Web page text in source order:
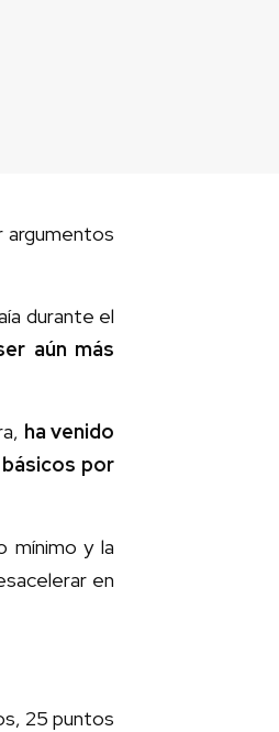
argumentos
durante el
aún más
ha venido
por
mínimo y la
en
25 puntos